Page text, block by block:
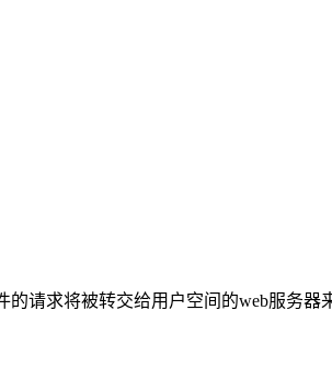
请求将被转交给用户空间的web服务器